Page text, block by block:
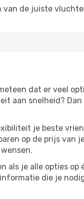
de juiste
dat er veel
aan snelheid?
je beste
op de prijs
als je alle opties
die je